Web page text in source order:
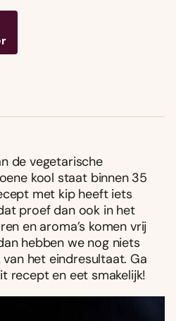
de vegetarische
kool staat binnen 35
met kip heeft iets
proef dan ook in het
en aroma’s komen vrij
hebben we nog niets
het eindresultaat. Ga
recept en eet smakelijk!